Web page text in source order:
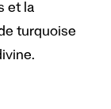
et la
turquoise